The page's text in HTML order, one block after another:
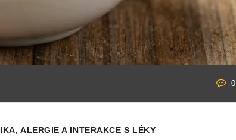
0
ALERGIE A INTERAKCE S LÉKY